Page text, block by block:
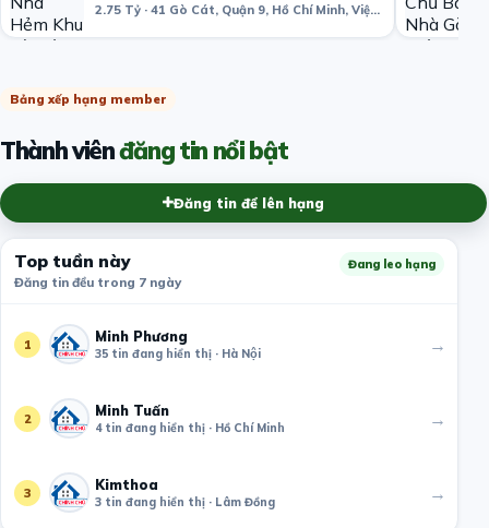
2.75 Tỷ · 41 Gò Cát, Quận 9, Hồ Chí Minh, Việt Nam
Bảng xếp hạng member
Thành viênđăng tin nổi bật
Đăng tin để lên hạng
Top tuần này
Đăng tin đều trong 7 ngày
Đang leo hạng
1 Minh Phương
35 tin đang hiển thị · Hà Nội →
2 Minh Tuấn
4 tin đang hiển thị · Hồ Chí Minh →
3 Kimthoa
3 tin đang hiển thị · Lâm Đồng →